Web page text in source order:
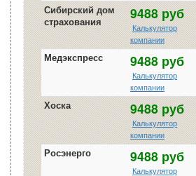
Сибирский дом
страхования
9488 руб
Калькулятор
компании
Медэкспресс 9488 руб
Калькулятор
компании
Хоска 9488 руб
Калькулятор
компании
Росэнерго 9488 руб
Калькулятор